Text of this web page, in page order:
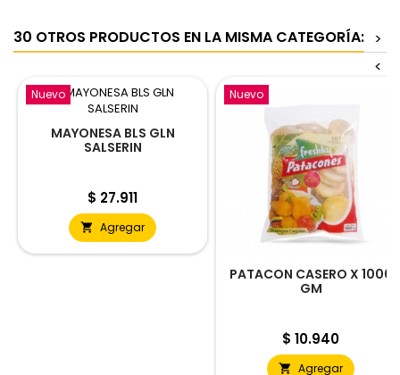
30 OTROS PRODUCTOS EN LA MISMA CATEGORÍA: >
<
Nuevo
MAYONESA BLS GLN
SALSERIN
Precio
$ 27.911
 Agregar
Nuevo
PATACON CASERO X 1000
GM
Precio
$ 10.940
 Agregar